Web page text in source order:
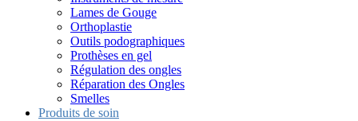
Lames de Gouge
Orthoplastie
Outils podographiques
Prothèses en gel
Régulation des ongles
Réparation des Ongles
Smelles
Produits de soin